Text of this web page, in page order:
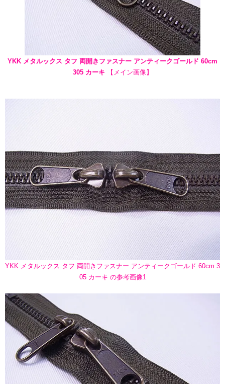
YKK メタルックス タフ 両開きファスナー アンティークゴールド 60cm
305 カーキ 【メイン画像】
YKK メタルックス タフ 両開きファスナー アンティークゴールド 60cm 3
05 カーキ の参考画像1